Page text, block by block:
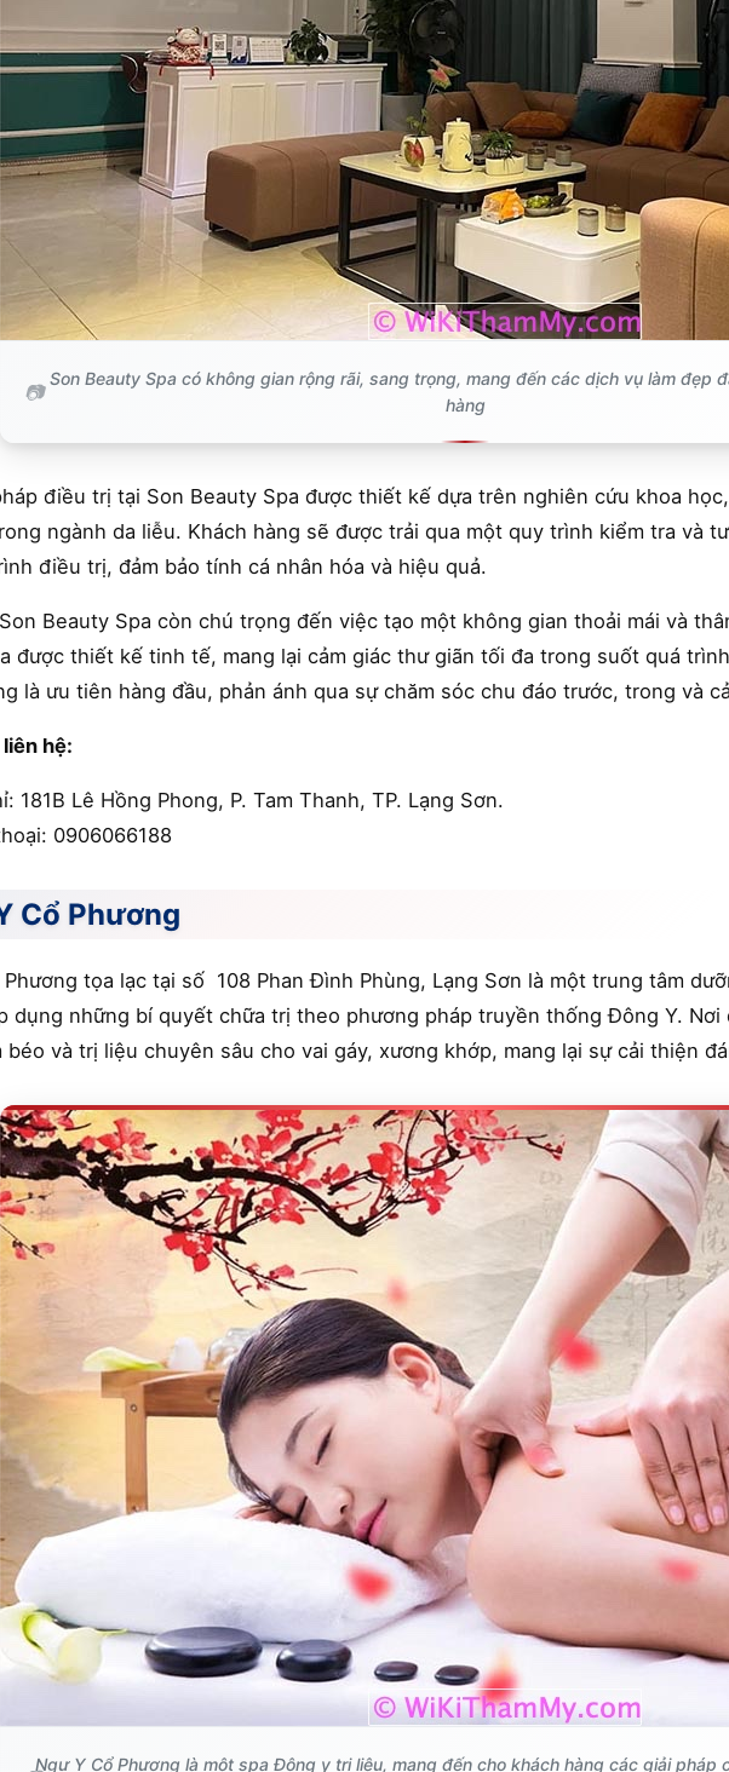
Son Beauty Spa có không gian rộng rãi, sang trọng, mang đến các dịch vụ làm đẹp
hàng
điều trị tại Son Beauty Spa được thiết kế dựa trên nghiên cứu khoa
ngành da liễu. Khách hàng sẽ được trải qua một quy trình kiểm tra và
điều trị, đảm bảo tính cá nhân hóa và hiệu quả.
Beauty Spa còn chú trọng đến việc tạo một không gian thoải mái và
được thiết kế tinh tế, mang lại cảm giác thư giãn tối đa trong suốt quá
là ưu tiên hàng đầu, phản ánh qua sự chăm sóc chu đáo trước, trong và
hệ:
181B Lê Hồng Phong, P. Tam Thanh, TP. Lạng Sơn.
0906066188
Cổ Phương
Phương tọa lạc tại số 108 Phan Đình Phùng, Lạng Sơn là một trung tâm
dụng những bí quyết chữa trị theo phương pháp truyền thống Đông Y.
béo và trị liệu chuyên sâu cho vai gáy, xương khớp, mang lại sự cải thiện
Ngự Y Cổ Phương là một spa Đông y trị liệu, mang đến cho khách hàng các giải pháp